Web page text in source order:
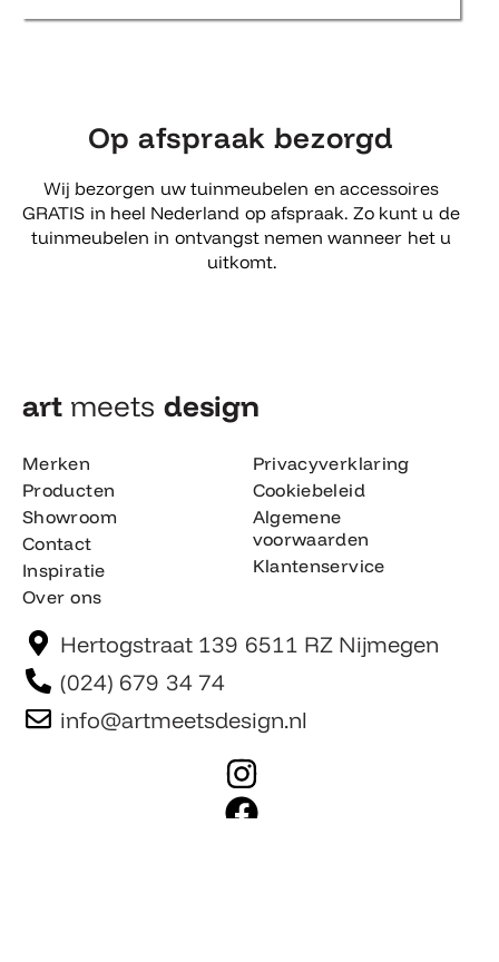
Op afspraak bezorgd
Wij bezorgen uw tuinmeubelen en accessoires
GRATIS in heel Nederland op afspraak. Zo kunt u de
tuinmeubelen in ontvangst nemen wanneer het u
uitkomt.
art meets design​
Merken
Producten
Showroom
Contact
Inspiratie
Over ons
Privacyverklaring
Cookiebeleid
Algemene
voorwaarden
Klantenservice
Hertogstraat 139 6511 RZ Nijmegen
(024) 679 34 74
info@artmeetsdesign.nl
I
n
F